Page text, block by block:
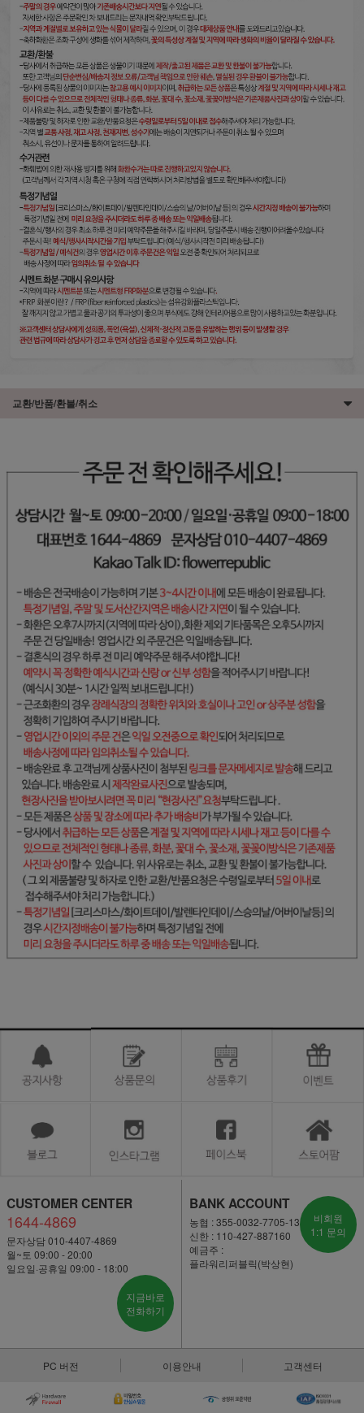
교환/반품/환불/취소
CUSTOMER CENTER
1644-4869
문자상담 010-4407-4869
월~토 09:00 - 20:00
일요일·공휴일 09:00 - 18:00
지금바로
전화하기
BANK ACCOUNT
농협 : 355-0032-7705-13
신한 : 110-427-887160
예금주 :
플라워리퍼블릭(박상현)
비회원
1:1 문의
PC 버전 이용안내 고객센터